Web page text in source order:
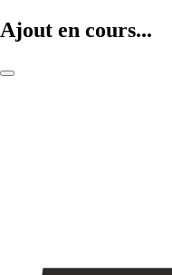
Ajout en cours...